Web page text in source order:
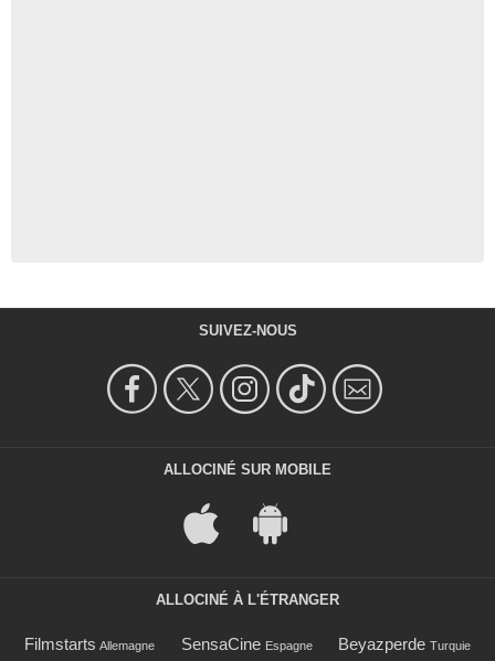
SUIVEZ-NOUS
ALLOCINÉ SUR MOBILE
ALLOCINÉ À L'ÉTRANGER
Filmstarts Allemagne SensaCine Espagne Beyazperde Turquie